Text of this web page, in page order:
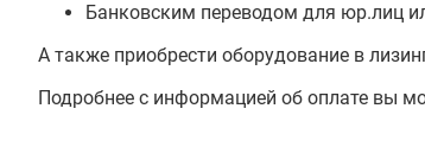
Банковским переводом для юр.лиц
А также приобрести оборудование в
Подробнее с информацией об оплате вы